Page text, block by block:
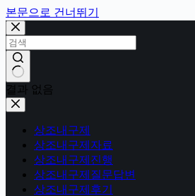
본문으로 건너뛰기
결과 없음
상조내구제
상조내구제자료
상조내구제진행
상조내구제질문답변
상조내구제후기